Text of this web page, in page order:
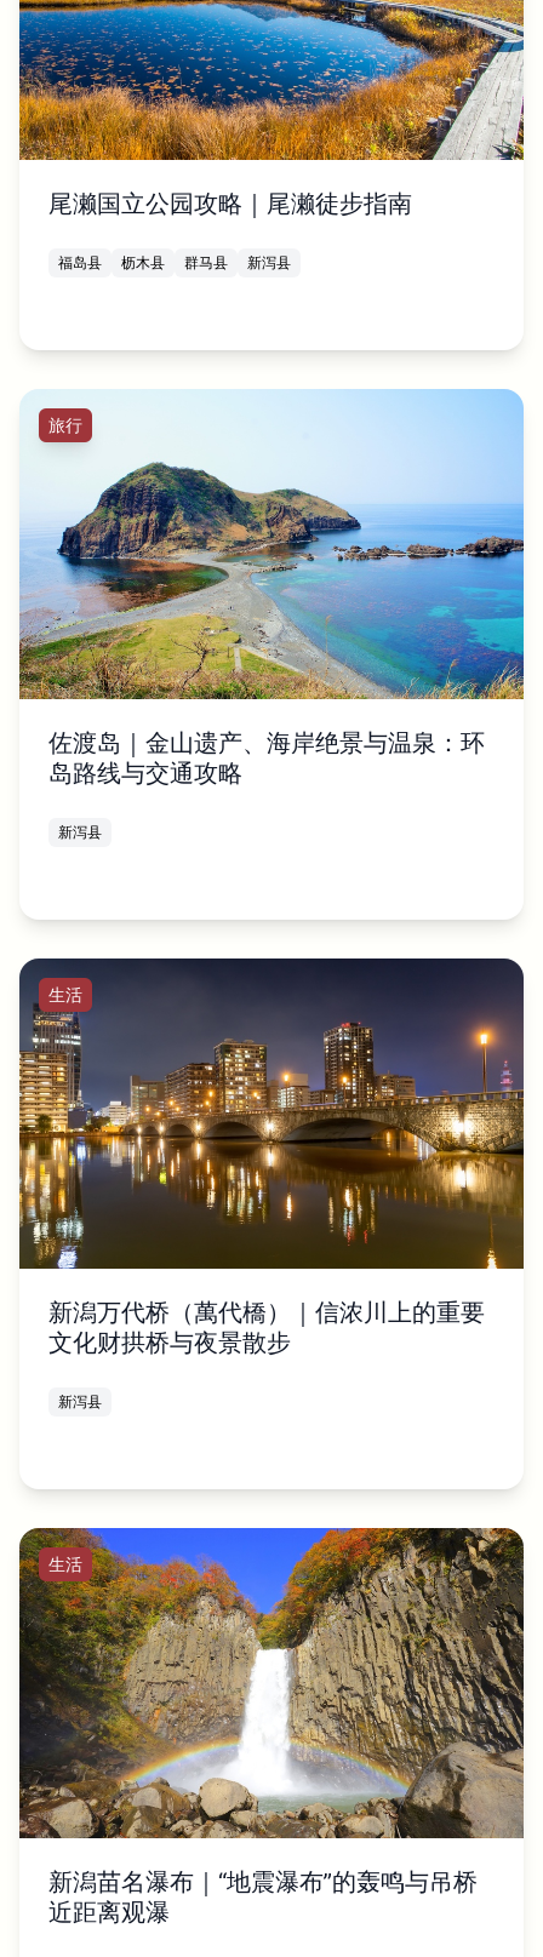
尾濑国立公园攻略｜尾濑徒步指南
福岛县 枥木县 群马县 新泻县
旅行
佐渡岛｜金山遗产、海岸绝景与温泉：环
岛路线与交通攻略
新泻县
生活
新潟万代桥（萬代橋）｜信浓川上的重要
文化财拱桥与夜景散步
新泻县
生活
新潟苗名瀑布｜“地震瀑布”的轰鸣与吊桥
近距离观瀑